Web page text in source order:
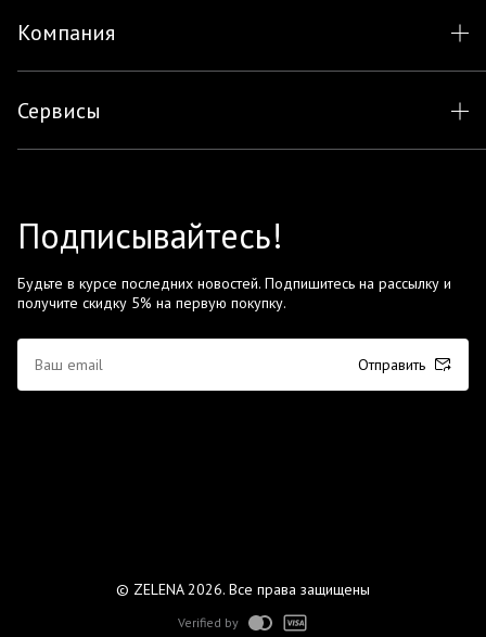
Компания
Сервисы
Подписывайтесь!
Будьте в курсе последних новостей. Подпишитесь на рассылку и
получите скидку 5% на первую покупку.
Отправить
© ZELENA 2026. Все права защищены
Verified by